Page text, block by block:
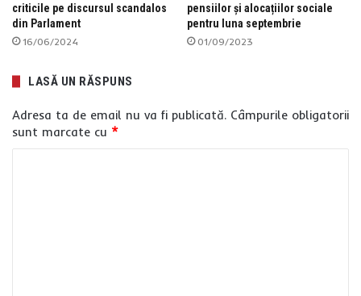
criticile pe discursul scandalos
din Parlament
16/06/2024
pensiilor şi alocațiilor sociale
pentru luna septembrie
01/09/2023
LASĂ UN RĂSPUNS
Adresa ta de email nu va fi publicată. Câmpurile obligatorii
sunt marcate cu *